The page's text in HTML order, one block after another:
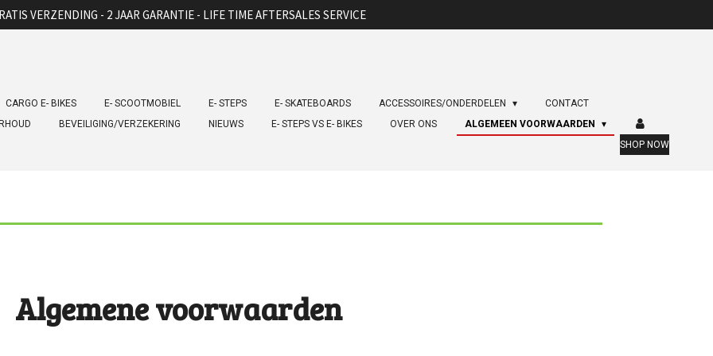
VERZENDING - 2 JAAR GARANTIE - LIFE TIME AFTERSALES SERVICE
CARGO E- BIKES E- SCOOTMOBIEL E- STEPS E- SKATEBOARDS ACCESSOIRES/ONDERDELEN
CONTACT
BEVEILIGING/VERZEKERING NIEUWS E- STEPS VS E- BIKES OVER ONS
ALGEMEEN VOORWAARDEN
SHOP NOW
Algemene voorwaarden